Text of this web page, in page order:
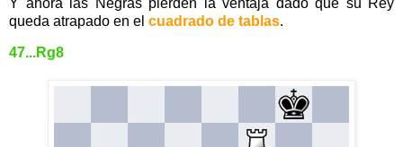
queda atrapado en el cuadrado de tablas.
47...Rg8